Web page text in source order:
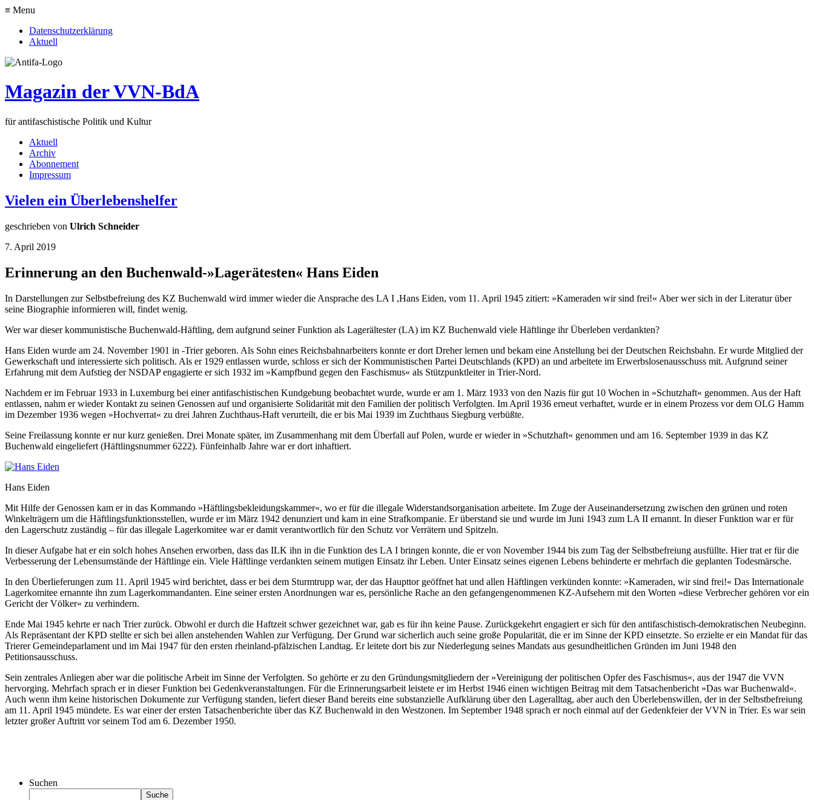
≡ Menu
Datenschutzerklärung
Aktuell
Magazin der VVN-BdA
für antifaschistische Politik und Kultur
Aktuell
Archiv
Abonnement
Impressum
Vielen ein Überlebenshelfer
geschrieben von Ulrich Schneider
7. April 2019
Erinnerung an den Buchenwald-»Lagerätesten« Hans Eiden
In Darstellungen zur Selbstbefreiung des KZ Buchenwald wird immer wieder die Ansprache des LA I ,Hans Eiden, vom 11. April 1945 zitiert: »Kameraden wir sind frei!« Aber wer sich in der Literatur über
seine Biographie informieren will, findet wenig.
Wer war dieser kommunistische Buchenwald-Häftling, dem aufgrund seiner Funktion als Lagerältester (LA) im KZ Buchenwald viele Häftlinge ihr Überleben verdankten?
Hans Eiden wurde am 24. November 1901 in -Trier geboren. Als Sohn eines Reichsbahnarbeiters konnte er dort Dreher lernen und bekam eine Anstellung bei der Deutschen Reichsbahn. Er wurde Mitglied der
Gewerkschaft und interessierte sich politisch. Als er 1929 entlassen wurde, schloss er sich der Kommunistischen Partei Deutschlands (KPD) an und arbeitete im Erwerbslosenausschuss mit. Aufgrund seiner
Erfahrung mit dem Aufstieg der NSDAP engagierte er sich 1932 im »Kampfbund gegen den Faschismus« als Stützpunktleiter in Trier-Nord.
Nachdem er im Februar 1933 in Luxemburg bei einer antifaschistischen Kundgebung beobachtet wurde, wurde er am 1. März 1933 von den Nazis für gut 10 Wochen in »Schutzhaft« genommen. Aus der Haft
entlassen, nahm er wieder Kontakt zu seinen Genossen auf und organisierte Solidarität mit den Familien der politisch Verfolgten. Im April 1936 erneut verhaftet, wurde er in einem Prozess vor dem OLG Hamm
im Dezember 1936 wegen »Hochverrat« zu drei Jahren Zuchthaus-Haft verurteilt, die er bis Mai 1939 im Zuchthaus Siegburg verbüßte.
Seine Freilassung konnte er nur kurz genießen. Drei Monate später, im Zusammenhang mit dem Überfall auf Polen, wurde er wieder in »Schutzhaft« genommen und am 16. September 1939 in das KZ
Buchenwald eingeliefert (Häftlingsnummer 6222). Fünfeinhalb Jahre war er dort inhaftiert.
Hans Eiden
Mit Hilfe der Genossen kam er in das Kommando »Häftlingsbekleidungskammer«, wo er für die illegale Widerstandsorganisation arbeitete. Im Zuge der Auseinandersetzung zwischen den grünen und roten
Winkelträgern um die Häftlingsfunktionsstellen, wurde er im März 1942 denunziert und kam in eine Strafkompanie. Er überstand sie und wurde im Juni 1943 zum LA II ernannt. In dieser Funktion war er für
den Lagerschutz zuständig – für das illegale Lagerkomitee war er damit verantwortlich für den Schutz vor Verrätern und Spitzeln.
In dieser Aufgabe hat er ein solch hohes Ansehen erworben, dass das ILK ihn in die Funktion des LA I bringen konnte, die er von November 1944 bis zum Tag der Selbstbefreiung ausfüllte. Hier trat er für die
Verbesserung der Lebensumstände der Häftlinge ein. Viele Häftlinge verdankten seinem mutigen Einsatz ihr Leben. Unter Einsatz seines eigenen Lebens behinderte er mehrfach die geplanten Todesmärsche.
In den Überlieferungen zum 11. April 1945 wird berichtet, dass er bei dem Sturmtrupp war, der das Haupttor geöffnet hat und allen Häftlingen verkünden konnte: »Kameraden, wir sind frei!« Das Internationale
Lagerkomitee ernannte ihn zum Lagerkommandanten. Eine seiner ersten Anordnungen war es, persönliche Rache an den gefangengenommenen KZ-Aufsehern mit den Worten »diese Verbrecher gehören vor ein
Gericht der Völker« zu verhindern.
Ende Mai 1945 kehrte er nach Trier zurück. Obwohl er durch die Haftzeit schwer gezeichnet war, gab es für ihn keine Pause. Zurückgekehrt engagiert er sich für den antifaschistisch-demokratischen Neubeginn.
Als Repräsentant der KPD stellte er sich bei allen anstehenden Wahlen zur Verfügung. Der Grund war sicherlich auch seine große Popularität, die er im Sinne der KPD einsetzte. So erzielte er ein Mandat für das
Trierer Gemeindeparlament und im Mai 1947 für den ersten rheinland-pfälzischen Landtag. Er leitete dort bis zur Niederlegung seines Mandats aus gesundheitlichen Gründen im Juni 1948 den
Petitionsausschuss.
Sein zentrales Anliegen aber war die politische Arbeit im Sinne der Verfolgten. So gehörte er zu den Gründungsmitgliedern der »Vereinigung der politischen Opfer des Faschismus«, aus der 1947 die VVN
hervorging. Mehrfach sprach er in dieser Funktion bei Gedenkveranstaltungen. Für die Erinnerungsarbeit leistete er im Herbst 1946 einen wichtigen Beitrag mit dem Tatsachenbericht »Das war Buchenwald«.
Auch wenn ihm keine historischen Dokumente zur Verfügung standen, liefert dieser Band bereits eine substanzielle Aufklärung über den Lageralltag, aber auch den Überlebenswillen, der in der Selbstbefreiung
am 11. April 1945 mündete. Es war einer der ersten Tatsachenberichte über das KZ Buchenwald in den Westzonen. Im September 1948 sprach er noch einmal auf der Gedenkfeier der VVN in Trier. Es war sein
letzter großer Auftritt vor seinem Tod am 6. Dezember 1950.
Suchen
Suche